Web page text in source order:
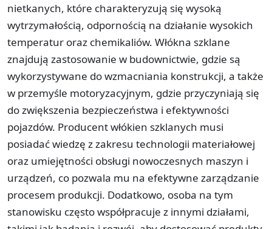
nietkanych, które charakteryzują się wysoką
wytrzymałością, odpornością na działanie wysokich
temperatur oraz chemikaliów. Włókna szklane
znajdują zastosowanie w budownictwie, gdzie są
wykorzystywane do wzmacniania konstrukcji, a także
w przemyśle motoryzacyjnym, gdzie przyczyniają się
do zwiększenia bezpieczeństwa i efektywności
pojazdów. Producent włókien szklanych musi
posiadać wiedzę z zakresu technologii materiałowej
oraz umiejętności obsługi nowoczesnych maszyn i
urządzeń, co pozwala mu na efektywne zarządzanie
procesem produkcji. Dodatkowo, osoba na tym
stanowisku często współpracuje z innymi działami,